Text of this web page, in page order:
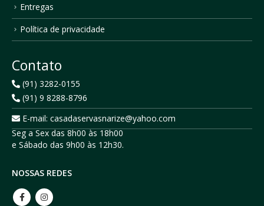
Entregas
Política de privacidade
Contato
(91) 3282-0155
(91) 9 8288-8796
E-mail: casadaservasnarize@yahoo.com
Seg a Sex das 8h00 às 18h00
e Sábado das 9h00 às 12h30.
NOSSAS REDES